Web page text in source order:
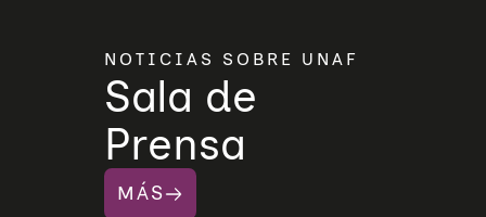
NOTICIAS SOBRE UNAF
Sala de
Prensa
MÁS